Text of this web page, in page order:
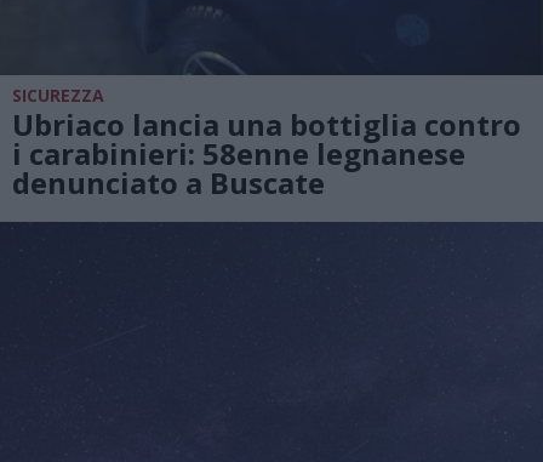
SICUREZZA
Ubriaco lancia una bottiglia contro
i carabinieri: 58enne legnanese
denunciato a Buscate